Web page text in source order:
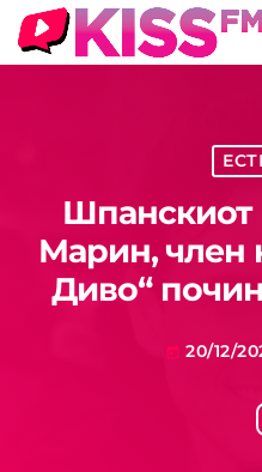
Шпанскиот
Марин, член
Диво“
today 20/12/